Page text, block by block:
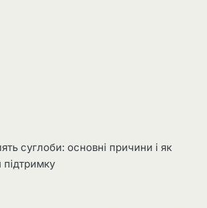
суглоби: основні причини і як
підтримку